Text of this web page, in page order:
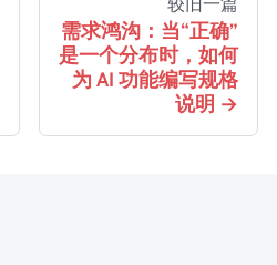
需求鸿沟：当“正确”
是一个分布时，如何
为 AI 功能编写规格
说明